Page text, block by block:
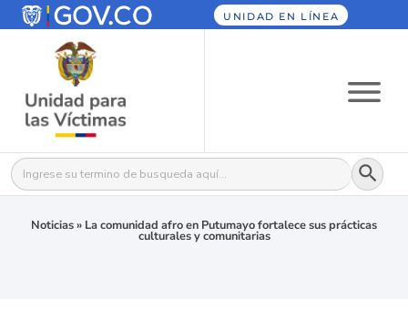
UNIDAD EN LÍNEA
Buscar: Botón
Noticias» La comunidad afro en Putumayo fortalece sus prácticas
culturales y comunitarias